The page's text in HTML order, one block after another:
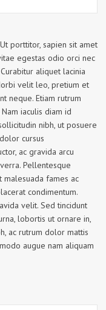
porttitor, sapien sit amet
egestas odio orci nec
aliquet lacinia
velit leo, pretium et
neque. Etiam rutrum
iaculis diam id
nibh, ut posuere
cursus
ac gravida arcu
Pellentesque
fames ac
condimentum.
velit. Sed tincidunt
lobortis ut ornare in,
ac rutrum dolor mattis
augue nam aliquam